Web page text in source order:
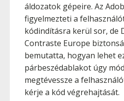
áldozatok gépeire. Az
figyelmezteti a
kódindításra kerül sor, de
Contraste Europe
bemutatta, hogyan lehet
párbeszédablakot úgy
megtévessze a
kérje a kód végrehajtását.